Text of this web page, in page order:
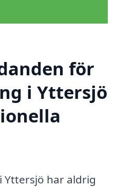
för
i Yttersjö
har aldrig